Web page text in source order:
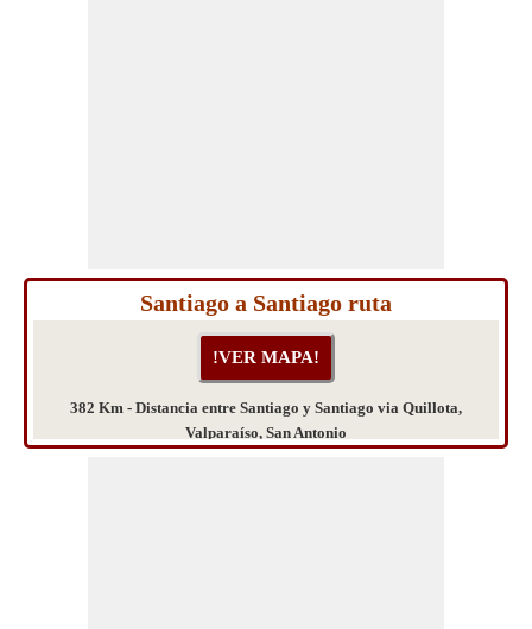
Santiago a Santiago ruta
382 Km - Distancia entre Santiago y Santiago via Quillota,
Valparaíso, San Antonio